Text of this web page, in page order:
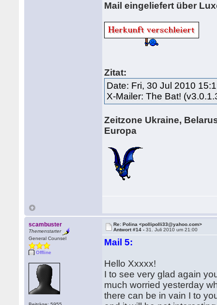
Mail eingeliefert über
Zitat:
Date: Fri, 30 Jul 2010
X-Mailer: The Bat!
Zeitzone Ukraine,
Europa
scambuster
Themenstarter
General Counsel
Offline
Re: Polina <pollipolli33@yahoo.com>
Antwort #14 -31. Juli 2010 um 21:00
Mail 5:
Hello Xxxxx!
I to see very glad again
much worried yesterday
there can be in vain I to